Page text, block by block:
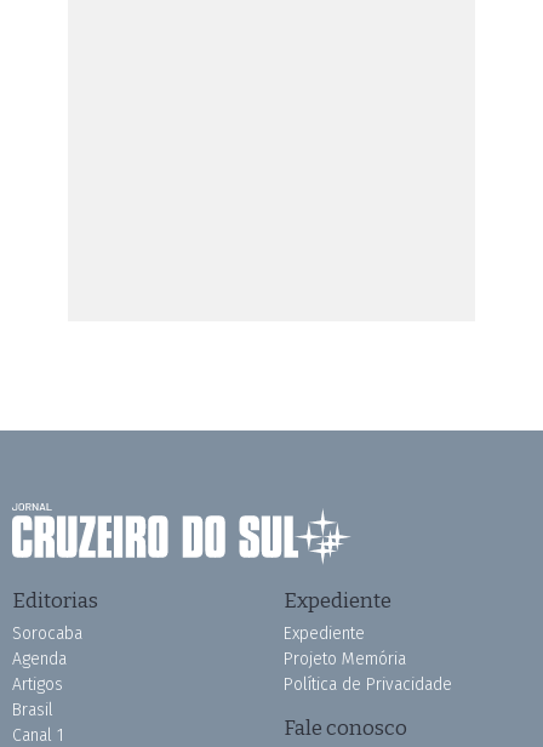
Editorias
Sorocaba
Agenda
Artigos
Brasil
Canal 1
Expediente
Expediente
Projeto Memória
Política de Privacidade
Fale conosco